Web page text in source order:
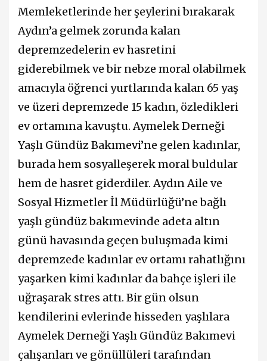
Memleketlerinde her şeylerini bırakarak
Aydın’a gelmek zorunda kalan
depremzedelerin ev hasretini
giderebilmek ve bir nebze moral olabilmek
amacıyla öğrenci yurtlarında kalan 65 yaş
ve üzeri depremzede 15 kadın, özledikleri
ev ortamına kavuştu. Aymelek Derneği
Yaşlı Gündüz Bakımevi’ne gelen kadınlar,
burada hem sosyalleşerek moral buldular
hem de hasret giderdiler. Aydın Aile ve
Sosyal Hizmetler İl Müdürlüğü’ne bağlı
yaşlı gündüz bakımevinde adeta altın
günü havasında geçen buluşmada kimi
depremzede kadınlar ev ortamı rahatlığını
yaşarken kimi kadınlar da bahçe işleri ile
uğraşarak stres attı. Bir gün olsun
kendilerini evlerinde hisseden yaşlılara
Aymelek Derneği Yaşlı Gündüz Bakımevi
çalışanları ve gönüllüleri tarafından